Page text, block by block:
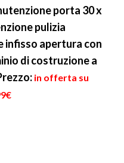
porta 30 x
pulizia
infisso apertura con
di costruzione a
in offerta su